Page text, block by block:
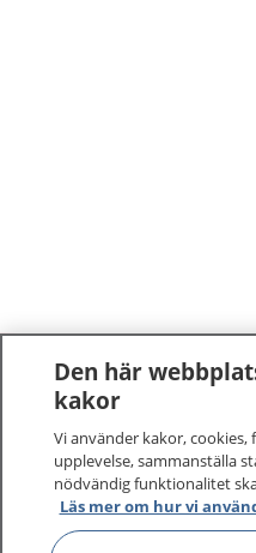
1177 –tryggt om
På 1177.se får du råd
sjukdomar och vilka
Logga in för att läsa din
vårdärenden. Ring
Den här
kakor
Vi använder kakor,
upplevelse, sammanställa
nödvändig funktionalitet
Läs mer om hur vi